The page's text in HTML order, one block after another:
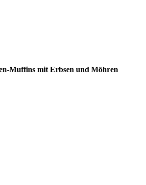
Muffins mit Erbsen und Möhren